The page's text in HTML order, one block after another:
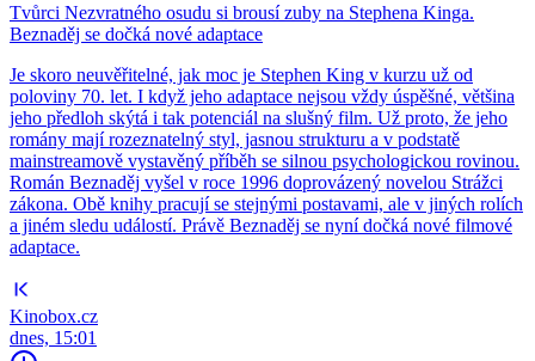
Tvůrci Nezvratného osudu si brousí zuby na Stephena Kinga.
Beznaděj se dočká nové adaptace
Je skoro neuvěřitelné, jak moc je Stephen King v kurzu už od
poloviny 70. let. I když jeho adaptace nejsou vždy úspěšné, většina
jeho předloh skýtá i tak potenciál na slušný film. Už proto, že jeho
romány mají rozeznatelný styl, jasnou strukturu a v podstatě
mainstreamově vystavěný příběh se silnou psychologickou rovinou.
Román Beznaděj vyšel v roce 1996 doprovázený novelou Strážci
zákona. Obě knihy pracují se stejnými postavami, ale v jiných rolích
a jiném sledu událostí. Právě Beznaděj se nyní dočká nové filmové
adaptace.
Kinobox.cz
dnes, 15:01